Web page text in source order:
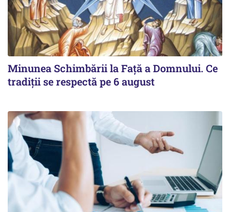
Minunea Schimbării la Față a Domnului. Ce
tradiții se respectă pe 6 august